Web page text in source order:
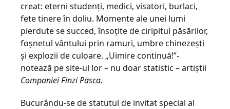
creat: eterni studenţi, medici, visatori, burlaci,
fete tinere în doliu. Momente ale unei lumi
pierdute se succed, însoţite de ciripitul păsărilor,
foşnetul vântului prin ramuri, umbre chinezeşti
şi explozii de culoare. „Uimire continuă!”-
notează pe site-ul lor – nu doar statistic – artiştii
Companiei Finzi Pasca.
Bucurându-se de statutul de invitat special al